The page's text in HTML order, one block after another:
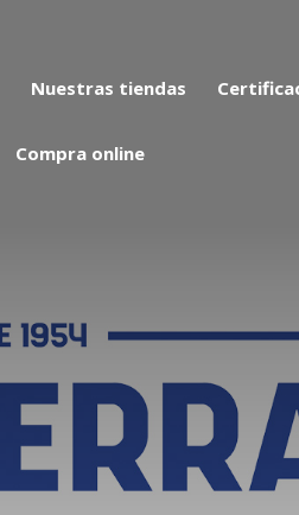
Nuestras tiendas
Compra online